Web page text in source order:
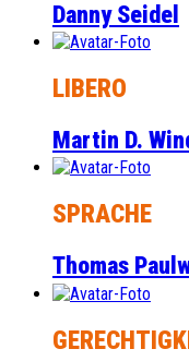
Danny Seidel
LIBERO
Martin D.
SPRACHE
Thomas